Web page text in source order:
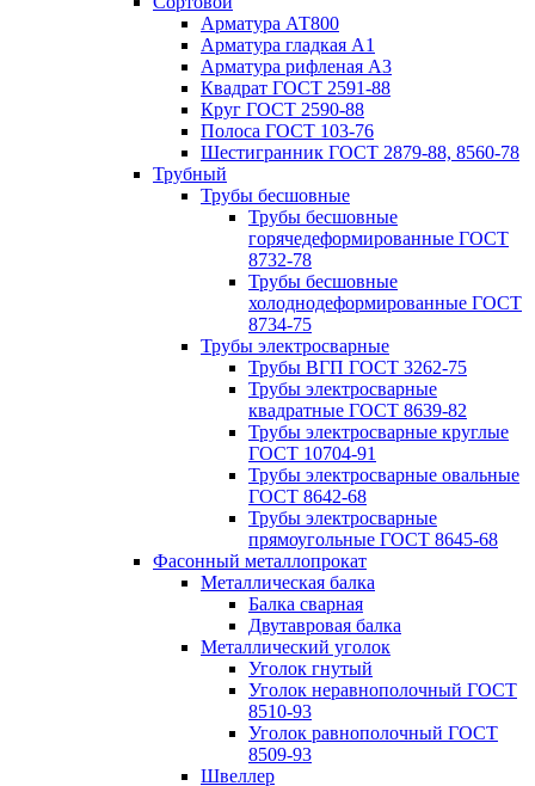
Арматура АТ800
Арматура гладкая А1
Арматура рифленая А3
Квадрат ГОСТ 2591-88
Круг ГОСТ 2590-88
Полоса ГОСТ 103-76
Шестигранник ГОСТ 2879-88, 8560-78
Трубный
Трубы бесшовные
Трубы бесшовные
горячедеформированные ГОСТ
8732-78
Трубы бесшовные
холоднодеформированные ГОСТ
8734-75
Трубы электросварные
Трубы ВГП ГОСТ 3262-75
Трубы электросварные
квадратные ГОСТ 8639-82
Трубы электросварные круглые
ГОСТ 10704-91
Трубы электросварные овальные
ГОСТ 8642-68
Трубы электросварные
прямоугольные ГОСТ 8645-68
Фасонный металлопрокат
Металлическая балка
Балка сварная
Двутавровая балка
Металлический уголок
Уголок гнутый
Уголок неравнополочный ГОСТ
8510-93
Уголок равнополочный ГОСТ
8509-93
Швеллер